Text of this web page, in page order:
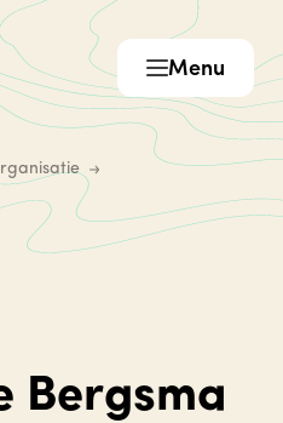
Menu
Bergsma